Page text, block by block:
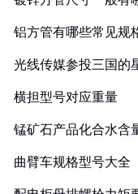
铝方管有哪些常见规
光线传媒参投三国的
横担型号对应重量
锰矿石产品化合水含
曲臂车规格型号大全